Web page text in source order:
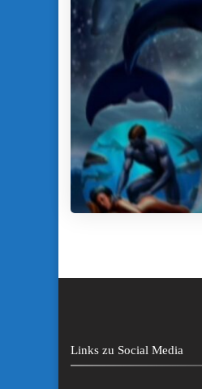
Links zu Social Media